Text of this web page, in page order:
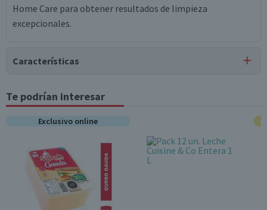
Home Care para obtener resultados de limpieza
excepcionales.
Características
Tipo de Producto
Toallas de Papel
Pack-Unitario
Contenido
1 unidad
Garantía Mínima Legal
6 meses, a partir de la entrega del producto
Te podrían interesar
Exclusivo online